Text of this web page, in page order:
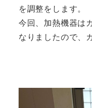
を調整をします。
今回、加熱機器は
なりましたので、